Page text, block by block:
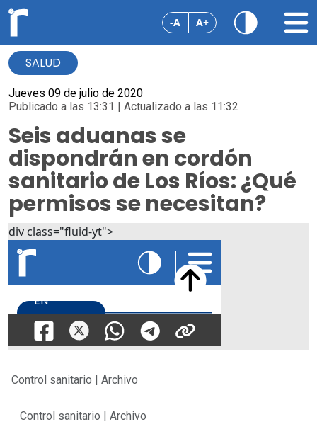
-A A+
SALUD
Jueves 09 de julio de 2020
Publicado a las 13:31 | Actualizado a las 11:32
Seis aduanas se
dispondrán en cordón
sanitario de Los Ríos: ¿Qué
permisos se necesitan?
div class="fluid-yt">
Control sanitario | Archivo
Control sanitario | Archivo